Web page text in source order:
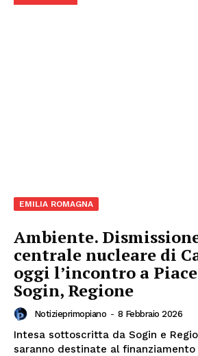
EMILIA ROMAGNA
Ambiente.
centrale nucleare di
oggi l’incontro a
Sogin, Regione
Notizieprimopiano - 8 Febbraio 2026
Intesa sottoscritta da Sogin e
saranno destinate al